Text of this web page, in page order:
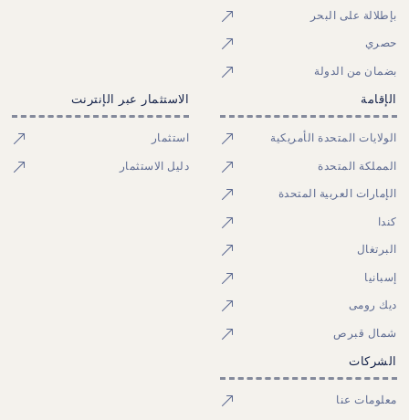
بإطلالة على البحر
حصري
بضمان من الدولة
الإقامة
الولايات المتحدة الأمريكية
المملكة المتحدة
الإمارات العربية المتحدة
كندا
البرتغال
إسبانيا
ديك رومى
شمال قبرص
الاستثمار عبر الإنترنت
استثمار
دليل الاستثمار
الشركات
معلومات عنا